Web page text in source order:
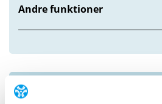
Andre funktioner
Om NemPubMed